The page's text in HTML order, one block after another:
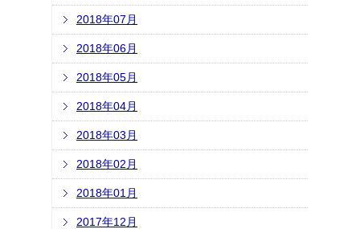
2018年07月
2018年06月
2018年05月
2018年04月
2018年03月
2018年02月
2018年01月
2017年12月